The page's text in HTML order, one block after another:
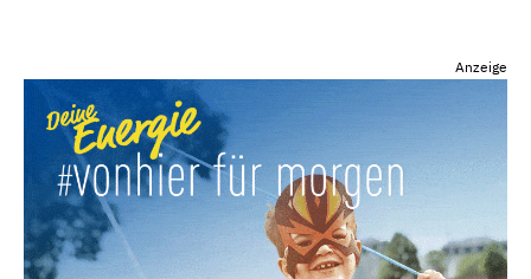
Anzeige